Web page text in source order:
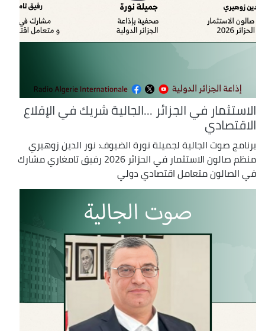
الاستثمار في الجزائر ...الجالية شريك في الإقلاع
الاقتصادي
برنامج صوت الجالية لجميلة نورة الضيوف: نور الدين زوهيري
منظم صالون الاستثمار في الحزائر 2026 رفيق تامغاري مشارك
في الصالون متعامل اقتصادي دولي